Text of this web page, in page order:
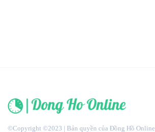
©Copyright ©2023 | Bản quyền của Đồng Hồ Online